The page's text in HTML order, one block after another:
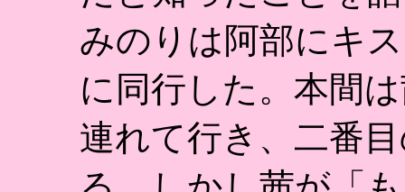
みのりは阿部にキ
に同行した。本間
連れて行き、二番